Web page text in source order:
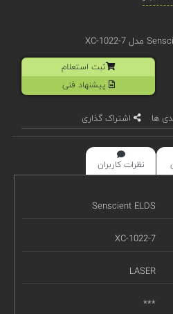
ثبت استعلام
پیشنهاد فنی
ها اشتراک گذاری
نظرات کاربران
Senscient ELDS
XC-1022-7
LASER
***